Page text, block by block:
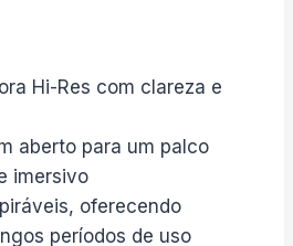
Hi-Res com clareza e
aberto para um palco
imersivo
oferecendo
períodos de uso